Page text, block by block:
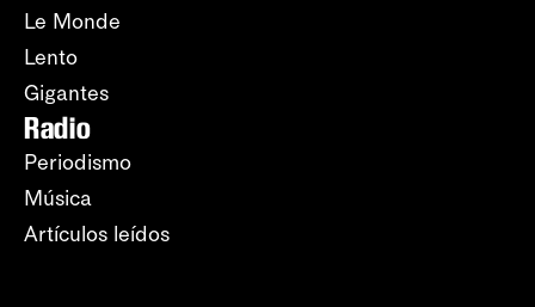
Le Monde
Lento
Gigantes
Radio
Periodismo
Música
Artículos leídos